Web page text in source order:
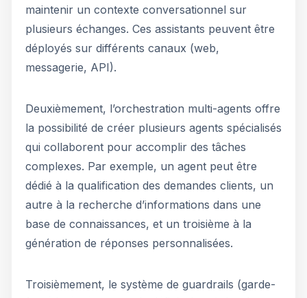
maintenir un contexte conversationnel sur
plusieurs échanges. Ces assistants peuvent être
déployés sur différents canaux (web,
messagerie, API).
Deuxièmement, l’orchestration multi-agents offre
la possibilité de créer plusieurs agents spécialisés
qui collaborent pour accomplir des tâches
complexes. Par exemple, un agent peut être
dédié à la qualification des demandes clients, un
autre à la recherche d’informations dans une
base de connaissances, et un troisième à la
génération de réponses personnalisées.
Troisièmement, le système de guardrails (garde-